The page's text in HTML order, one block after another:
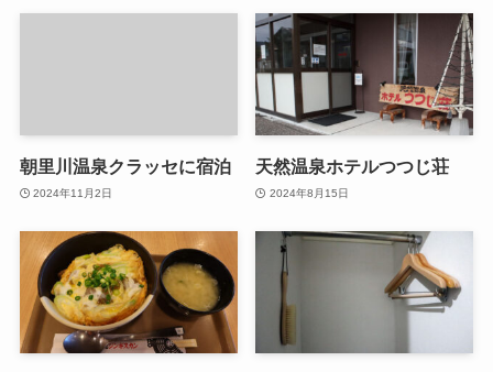
朝里川温泉クラッセに宿泊
2024年11月2日
天然温泉ホテルつつじ荘
2024年8月15日